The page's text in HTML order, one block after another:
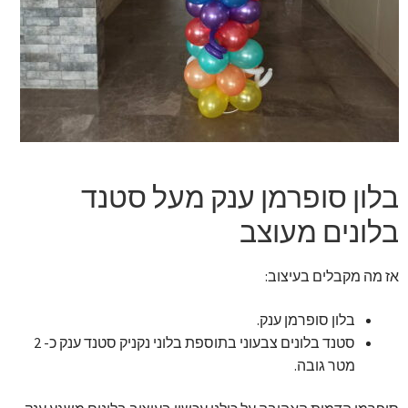
בלונים בראשון לציון
מתנות בראשון לציון
מחירון משלוחי בלונים
בלון סופרמן ענק מעל סטנד
בלונים מעוצב
אז מה מקבלים בעיצוב:
בלון סופרמן ענק.
סטנד בלונים צבעוני בתוספת בלוני נקניק סטנד ענק כ- 2
מטר גובה.